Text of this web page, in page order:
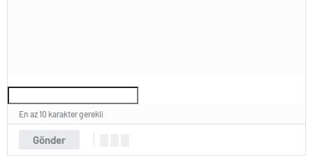
Gönder
En az 10 karakter gerekli